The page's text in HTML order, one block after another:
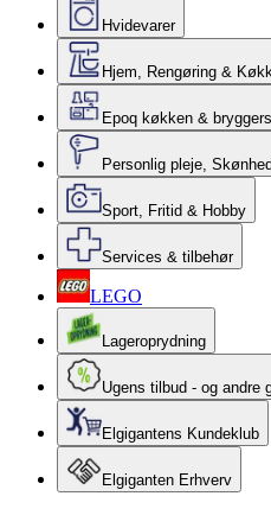
Hvidevarer
Hjem, Rengøring &
Epoq køkken & bryggers
Personlig pleje,
Sport, Fritid & Hobby
Services & tilbehør
LEGO
Lageroprydning
Ugens tilbud - og andre
Elgigantens Kundeklub
Elgiganten Erhverv